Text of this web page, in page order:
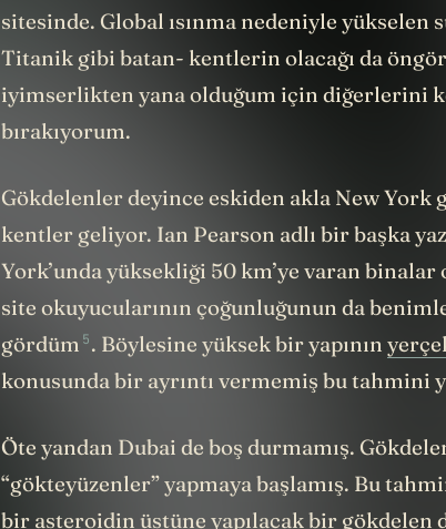
sitesinde. Global ısınma nedeniyle yükselen
Titanik gibi batan- kentlerin olacağı da
iyimserlikten yana olduğum için diğerlerini
bırakıyorum.
Gökdelenler deyince eskiden akla New York
kentler geliyor. Ian Pearson adlı bir başka
York’unda yüksekliği 50 km’ye varan
site okuyucularının çoğunluğunun da
gördüm 5. Böylesine yüksek bir yapının
konusunda bir ayrıntı vermemiş bu tahmini
Öte yandan Dubai de boş durmamış.
“gökteyüzenler” yapmaya başlamış. Bu
bir asteroidin üstüne yapılacak bir gökdelen